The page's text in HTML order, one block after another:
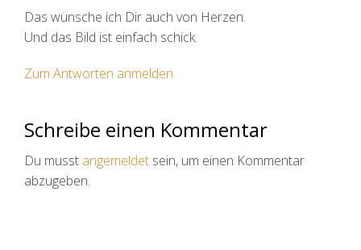
Das wünsche ich Dir auch von Herzen.
Und das Bild ist einfach schick.
Zum Antworten anmelden
Schreibe einen Kommentar
Du musst angemeldet sein, um einen Kommentar
abzugeben.